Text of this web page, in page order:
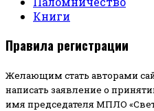
Книги
Правила регистрации
Желающим стать авторами
написать заявление о
имя председателя МПЛО